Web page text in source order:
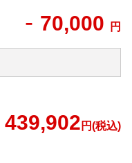
- 70,000 円
439,902 円(税込)